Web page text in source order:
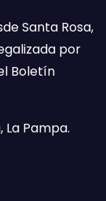
Santa Rosa,
por
Boletín
La Pampa.